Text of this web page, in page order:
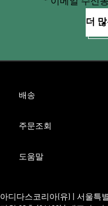
더
배송
주문조회
도움말
아디다스코리아(유) | 서울특